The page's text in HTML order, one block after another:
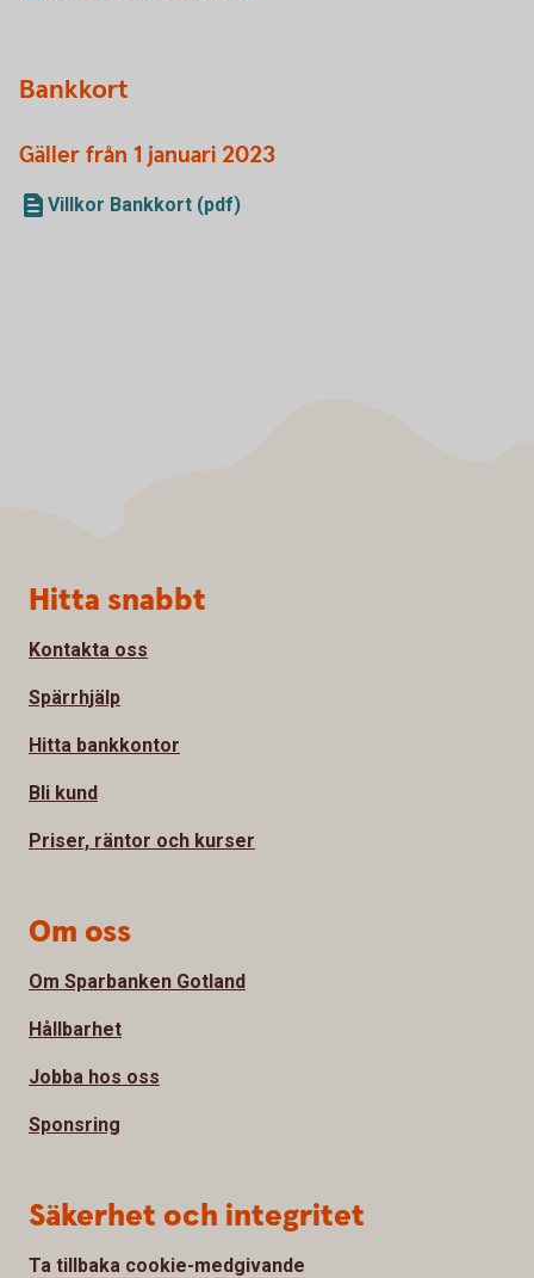
Bankkort
Gäller från 1 januari 2023
Villkor Bankkort (pdf)
Sidfot
Hitta snabbt
Kontakta oss
Spärrhjälp
Hitta bankkontor
Bli kund
Priser, räntor och kurser
Om oss
Om Sparbanken Gotland
Hållbarhet
Jobba hos oss
Sponsring
Säkerhet och integritet
Ta tillbaka cookie-medgivande